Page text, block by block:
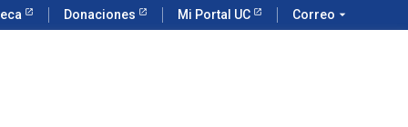
Donaciones Mi Portal UC Correo arrow_drop_down